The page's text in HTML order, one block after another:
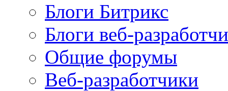
Блоги Битрикс
Блоги веб-
Общие форумы
Веб-разработчики